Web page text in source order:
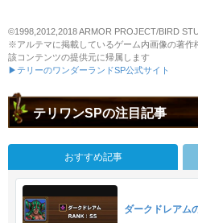
©1998,2012,2018 ARMOR PROJECT/BIRD
※アルテマに掲載しているゲーム内画像の著作
該コンテンツの提供元に帰属します
▶テリーのワンダーランドSP公式サイト
テリワンSPの注目記事
おすすめ記事
ダークドレアム